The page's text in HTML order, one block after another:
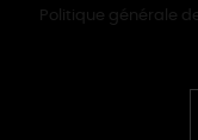
Politique générale